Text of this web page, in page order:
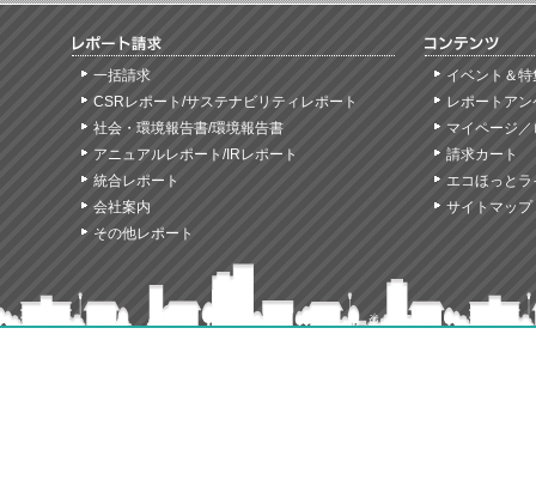
一括請求
CSRレポート/サステナビリティレポート
社会・環境報告書/環境報告書
アニュアルレポート/IRレポート
統合レポート
会社案内
その他レポート
イベント＆特
レポートア
マイページ
請求カート
エコほっと
サイトマップ